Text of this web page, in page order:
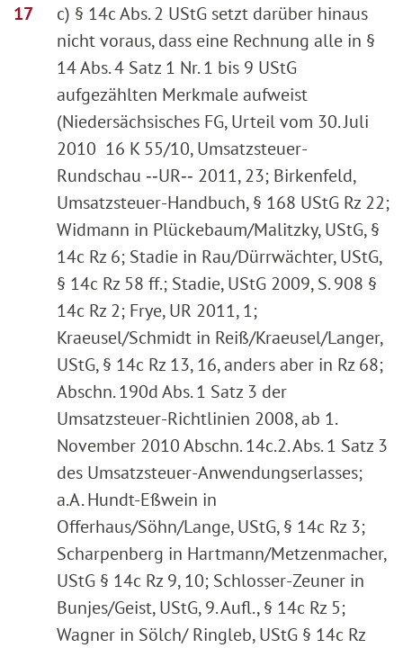
c) § 14c Abs. 2 UStG setzt darüber hinaus
nicht voraus, dass eine Rechnung alle in §
14 Abs. 4 Satz 1 Nr. 1 bis 9 UStG
aufgezählten Merkmale aufweist
(Niedersächsisches FG, Urteil vom 30. Juli
2010 16 K 55/10, Umsatzsteuer-
Rundschau ‑‑UR‑‑ 2011, 23; Birkenfeld,
Umsatzsteuer-Handbuch, § 168 UStG Rz 22;
Widmann in Plückebaum/Malitzky, UStG, §
14c Rz 6; Stadie in Rau/Dürrwächter, UStG,
§ 14c Rz 58 ff.; Stadie, UStG 2009, S. 908 §
14c Rz 2; Frye, UR 2011, 1;
Kraeusel/Schmidt in Reiß/Kraeusel/Langer,
UStG, § 14c Rz 13, 16, anders aber in Rz 68;
Abschn. 190d Abs. 1 Satz 3 der
Umsatzsteuer-Richtlinien 2008, ab 1.
November 2010 Abschn. 14c.2. Abs. 1 Satz 3
des Umsatzsteuer-Anwendungserlasses;
a.A. Hundt-Eßwein in
Offerhaus/Söhn/Lange, UStG, § 14c Rz 3;
Scharpenberg in Hartmann/Metzenmacher,
UStG § 14c Rz 9, 10; Schlosser-Zeuner in
Bunjes/Geist, UStG, 9. Aufl., § 14c Rz 5;
Wagner in Sölch/ Ringleb, UStG § 14c Rz